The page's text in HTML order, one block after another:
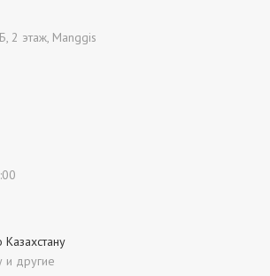
2 этаж, Manggis
и другие